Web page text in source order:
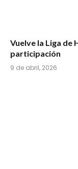
Vuelve la Liga de
participación
9 de abril, 2026